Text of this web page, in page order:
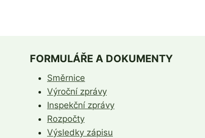
FORMULÁŘE A DOKUMENTY
Směrnice
Výroční zprávy
Inspekční zprávy
Rozpočty
Výsledky zápisu